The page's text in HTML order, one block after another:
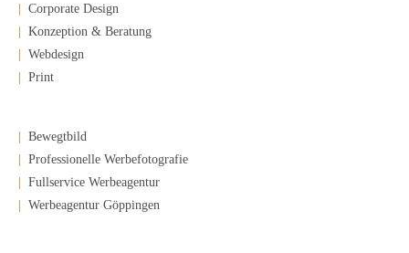
| Corporate Design
| Konzeption & Beratung
| Webdesign
| Print
| Bewegtbild
| Professionelle Werbefotografie
| Fullservice Werbeagentur
| Werbeagentur Göppingen